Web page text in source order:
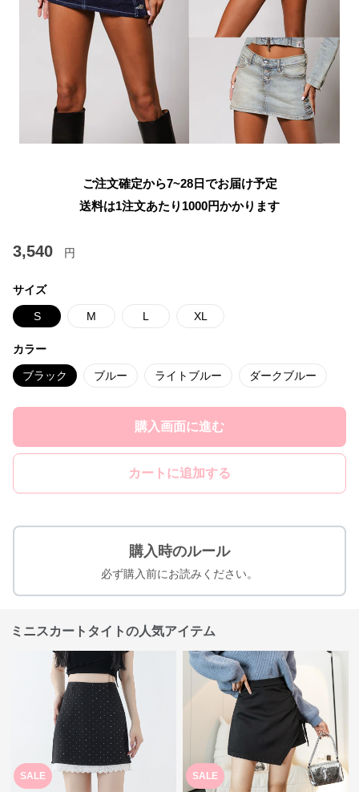
ご注文確定から7~28日でお届け予定
送料は1注文あたり 1000円かかります
3,540 円
サイズ
S M L XL
カラー
ブラック ブルー ライトブルー ダークブルー
購入画面に進む
カートに追加する
購入時のルール
必ず購入前にお読みください。
ミニスカートタイトの人気アイテム
SALE SALE